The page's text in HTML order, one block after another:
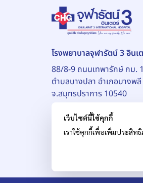
โรงพยาบาลจุฬารัตน์ 3 อินเ
88/8-9 ถนนเทพารักษ์ กม.
ตำบลบางปลา อำเภอบางพลี
จ.สมุทรปราการ 10540
เว็บไซต์นี้ใช้คุกกี้
เราใช้คุกกี้เพื่อเพิ่มประสิท